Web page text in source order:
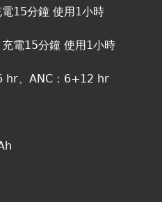
15分鐘 使用1小時
電15分鐘 使用1小時
hr、ANC：6+12 hr